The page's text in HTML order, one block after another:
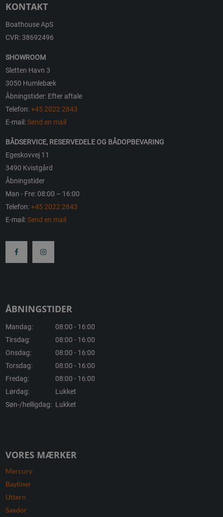
KONTAKT
Boathouse ApS
CVR: 38692496
SHOWROOM
Sletten Havn 3
3050 Humlebæk
Åbningstider: Efter aftale
Telefon:+45 2022 2843
E-mail:Send en mail
BÅDSERVICE, RESERVEDELE OG BÅDOPBEVARING
Egeskovvej 11
3490 Kvistgård
Åbningstider
Man - Fre: 08:00 – 16:00
Telefon:+45 2022 2843
E-mail:Send en mail
ÅBNINGSTIDER
Mandag:
08:00 - 16:00
Tirsdag:
08:00 - 16:00
Onsdag:
08:00 - 16:00
Torsdag:
08:00 - 16:00
Fredag:
08:00 - 16:00
Lørdag:
Lukket
Søn-/helligdag: Lukket
VORES MÆRKER
Mercury
Bayliner
Uttern
Saxdor